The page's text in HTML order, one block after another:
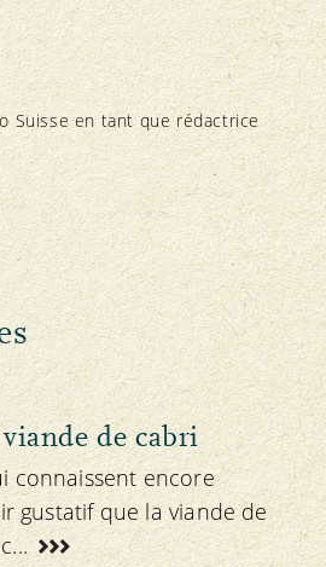
Suisse en tant que rédactrice
de cabri
connaissent encore
gustatif que la viande de